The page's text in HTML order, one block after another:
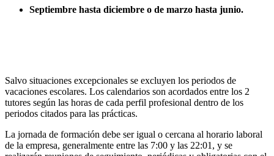
Septiembre hasta diciembre o de marzo hasta junio.
Salvo situaciones excepcionales se excluyen los periodos de
vacaciones escolares. Los calendarios son acordados entre los 2
tutores según las horas de cada perfil profesional dentro de los
periodos citados para las prácticas.
La jornada de formación debe ser igual o cercana al horario laboral
de la empresa, generalmente entre las 7:00 y las 22:01, y se